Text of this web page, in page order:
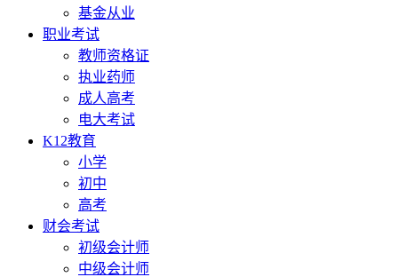
基金从业
职业考试
教师资格证
执业药师
成人高考
电大考试
K12教育
小学
初中
高考
财会考试
初级会计师
中级会计师